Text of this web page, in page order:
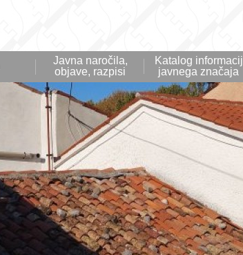
Javna naročila,
objave, razpisi
Katalog informacij
javnega značaja